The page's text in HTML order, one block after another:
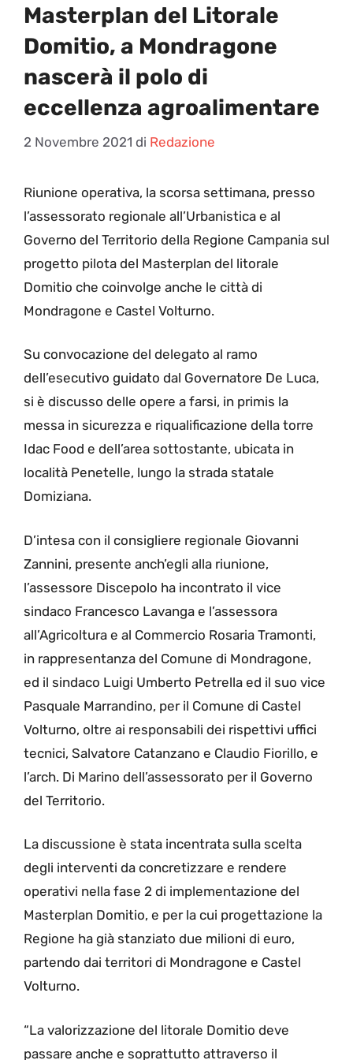
Masterplan del Litorale
Domitio, a Mondragone
nascerà il polo di
eccellenza agroalimentare
2 Novembre 2021 di Redazione
Riunione operativa, la scorsa settimana, presso
l’assessorato regionale all’Urbanistica e al
Governo del Territorio della Regione Campania sul
progetto pilota del Masterplan del litorale
Domitio che coinvolge anche le città di
Mondragone e Castel Volturno.
Su convocazione del delegato al ramo
dell’esecutivo guidato dal Governatore De Luca,
si è discusso delle opere a farsi, in primis la
messa in sicurezza e riqualificazione della torre
Idac Food e dell’area sottostante, ubicata in
località Penetelle, lungo la strada statale
Domiziana.
D’intesa con il consigliere regionale Giovanni
Zannini, presente anch’egli alla riunione,
l’assessore Discepolo ha incontrato il vice
sindaco Francesco Lavanga e l’assessora
all’Agricoltura e al Commercio Rosaria Tramonti,
in rappresentanza del Comune di Mondragone,
ed il sindaco Luigi Umberto Petrella ed il suo vice
Pasquale Marrandino, per il Comune di Castel
Volturno, oltre ai responsabili dei rispettivi uffici
tecnici, Salvatore Catanzano e Claudio Fiorillo, e
l’arch. Di Marino dell’assessorato per il Governo
del Territorio.
La discussione è stata incentrata sulla scelta
degli interventi da concretizzare e rendere
operativi nella fase 2 di implementazione del
Masterplan Domitio, e per la cui progettazione la
Regione ha già stanziato due milioni di euro,
partendo dai territori di Mondragone e Castel
Volturno.
“La valorizzazione del litorale Domitio deve
passare anche e soprattutto attraverso il